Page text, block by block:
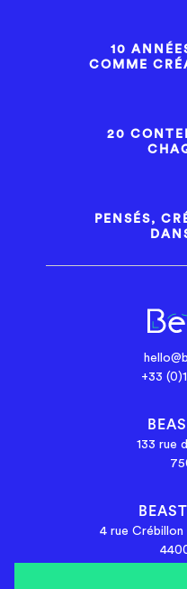
10
COMME
20
PENSÉS,
+33
133 rue
4 rue Crébillon